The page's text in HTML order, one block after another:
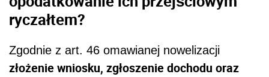
ryczałtem?
Zgodnie z art. 46 omawianej nowelizacji
złożenie wniosku, zgłoszenie dochodu oraz